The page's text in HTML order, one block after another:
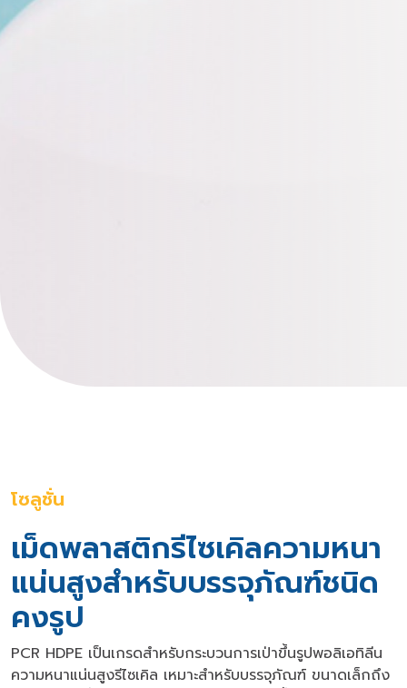
โซลูชั่น
เม็ดพลาสติกรีไซเคิลความหนา
แน่นสูงสำหรับบรรจุภัณฑ์ชนิด
คงรูป
PCR HDPE เป็นเกรดสำหรับกระบวนการเป่าขึ้นรูปพอลิเอทิลีน
ความหนาแน่นสูงรีไซเคิล เหมาะสำหรับบรรจุภัณฑ์ ขนาดเล็กถึง